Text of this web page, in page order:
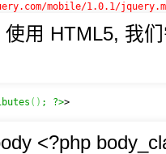
mobile/1.0.1/
使用 HTML5, 我
( ) ; ?>
<?php